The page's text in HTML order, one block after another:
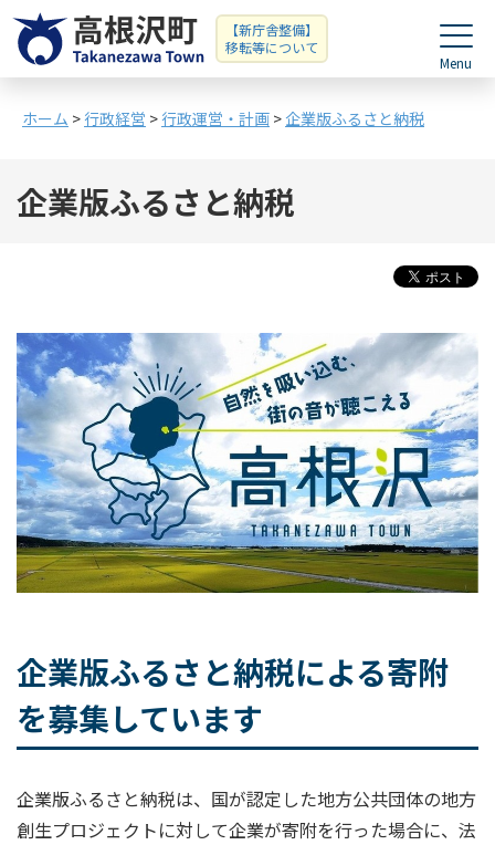
【新庁舎整備】
移転等について
ホーム >行政経営 >行政運営・計画 > 企業版ふるさと納税
企業版ふるさと納税
企業版ふるさと納税による寄附
を募集しています
企業版ふるさと納税は、国が認定した地方公共団体の地方
創生プロジェクトに対して企業が寄附を行った場合に、法